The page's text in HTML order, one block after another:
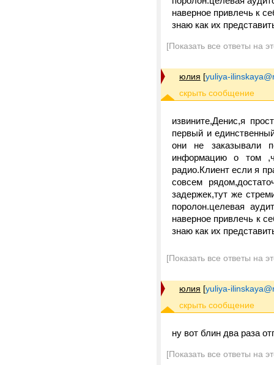
наверное привлечь к
знаю как их
[Показать все ответы на
юлия [yuliya-
извините,Денис,я
первый и
они не заказывали
информацию о том
радио.Клиент если я
совсем
задержек,тут же
поролон.целевая
наверное привлечь к
знаю как их
[Показать все ответы на
юлия [yuliya-
ну вот блин два раза
[Показать все ответы на